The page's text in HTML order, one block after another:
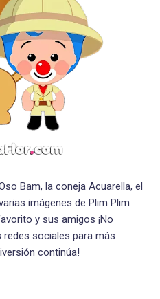
Bam, la coneja Acuarella, el
imágenes de Plim Plim
y sus amigos ¡No
sociales para más
continúa!